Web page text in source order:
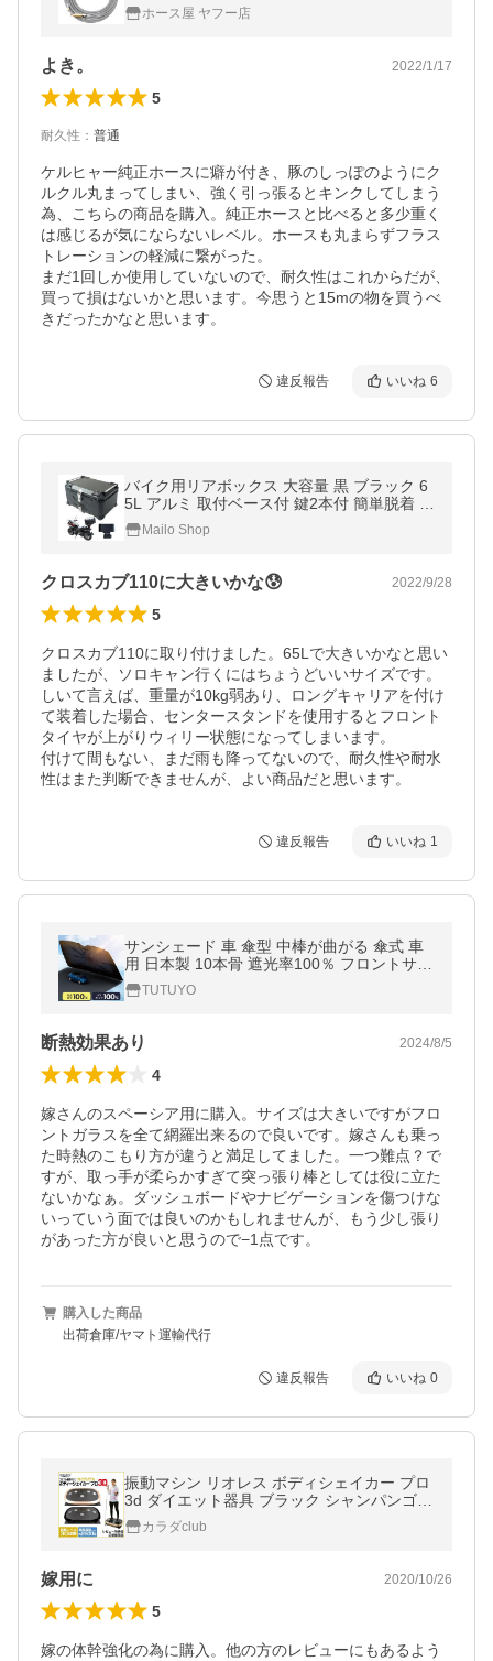
ホース屋 ヤフー店
よき。 2022/1/17
5
耐久性 ： 普通
ケルヒャー純正ホースに癖が付き、豚のしっぽのようにク
ルクル丸まってしまい、強く引っ張るとキンクしてしまう
為、こちらの商品を購入。純正ホースと比べると多少重く
は感じるが気にならないレベル。ホースも丸まらずフラス
トレーションの軽減に繋がった。
まだ1回しか使用していないので、耐久性はこれからだが、
買って損はないかと思います。今思うと15mの物を買うべ
きだったかなと思います。
違反報告 いいね 6
バイク用リアボックス 大容量 黒 ブラック 6
5L アルミ 取付ベース付 鍵2本付 簡単脱着 フ
ルフェイス対応 四角 バイクボックス トップ
ケース
Mailo Shop
クロスカブ110に大きいかな😰 2022/9/28
5
クロスカブ110に取り付けました。65Lで大きいかなと思い
ましたが、ソロキャン行くにはちょうどいいサイズです。
しいて言えば、重量が10kg弱あり、ロングキャリアを付け
て装着した場合、センタースタンドを使用するとフロント
タイヤが上がりウィリー状態になってしまいます。
付けて間もない、まだ雨も降ってないので、耐久性や耐水
性はまた判断できませんが、よい商品だと思います。
違反報告 いいね 1
サンシェード 車 傘型 中棒が曲がる 傘式 車
用 日本製 10本骨 遮光率100％ フロントサン
シェード UVカット 断熱 折りたたみ傘 紫外
線対策 簡単取付 車種汎用
TUTUYO
断熱効果あり 2024/8/5
4
嫁さんのスペーシア用に購入。サイズは大きいですがフロ
ントガラスを全て網羅出来るので良いです。嫁さんも乗っ
た時熱のこもり方が違うと満足してました。一つ難点？で
すが、取っ手が柔らかすぎて突っ張り棒としては役に立た
ないかなぁ。ダッシュボードやナビゲーションを傷つけな
いっていう面では良いのかもしれませんが、もう少し張り
があった方が良いと思うので−1点です。
購入した商品
出荷倉庫/ヤマト運輸代行
違反報告 いいね 0
振動マシン リオレス ボディシェイカー プロ
3d ダイエット器具 ブラック シャンパンゴー
ルド ブルブルマシーン ブルブル 振動 マシン
お腹周り ダイエット
カラダclub
嫁用に 2020/10/26
5
嫁の体幹強化の為に購入。他の方のレビューにもあるよう